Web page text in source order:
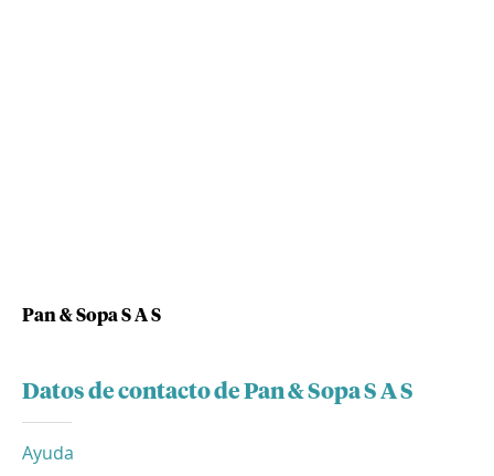
Pan & Sopa S A S
Datos de contacto de Pan & Sopa S A S
Ayuda